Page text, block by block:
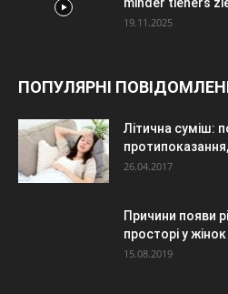
19.11.2025
ПОПУЛЯРНІ
Літична суміш:
26.04.2017
Причини появи
просторі у жінок
15.08.2019